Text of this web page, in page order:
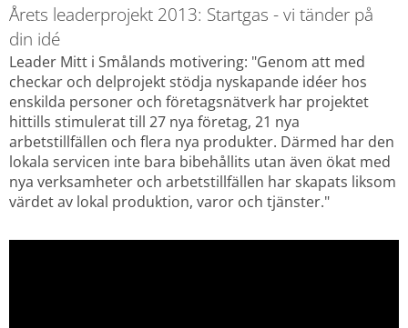
Årets leaderprojekt 2013: Startgas - vi tänder på
din idé
Leader Mitt i Smålands motivering: "Genom att med
checkar och delprojekt stödja nyskapande idéer hos
enskilda personer och företagsnätverk har projektet
hittills stimulerat till 27 nya företag, 21 nya
arbetstillfällen och flera nya produkter. Därmed har den
lokala servicen inte bara bibehållits utan även ökat med
nya verksamheter och arbetstillfällen har skapats liksom
värdet av lokal produktion, varor och tjänster."